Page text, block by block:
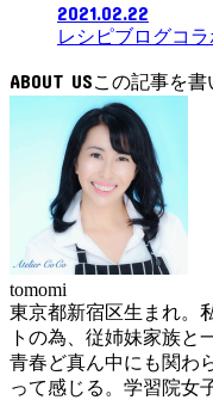
2021.02.22
レシピブログコ
ABOUT US
tomomi
東京都新宿区生まれ。
トの為、従姉妹家族と
青春ど真ん中にも関わ
って感じる。学習院女